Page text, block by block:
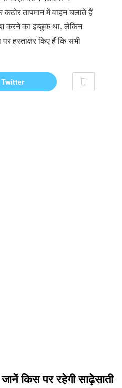
तापमान में वाहन चलाते हैं
करने का इच्छुक था. लेकिन
हस्ताक्षर किए हैं कि सभी
Twitter
किस पर रहेगी साढ़ेसाती